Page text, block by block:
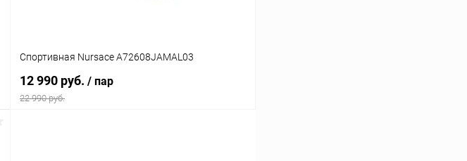
Спортивная Nursace A72608JAMAL03
12 990 руб. / пар
22 990 руб.